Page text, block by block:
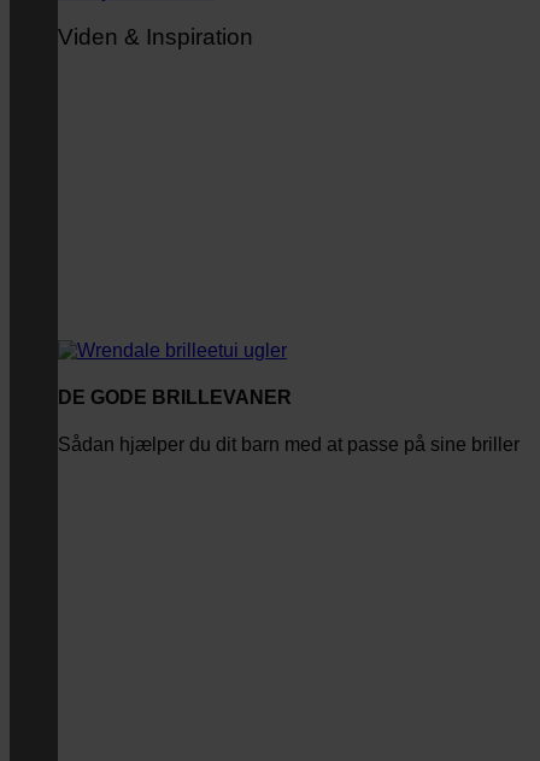
Viden & Inspiration
DE GODE BRILLEVANER
Sådan hjælper du dit barn med at passe på sine briller